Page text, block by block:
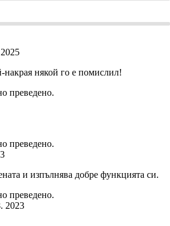
накрая някой го е помислил!
преведено.
преведено.
и изпълнява добре функцията си.
преведено.
2023